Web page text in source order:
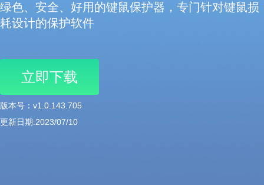
绿色、安全、好用的键鼠保护器，专门针对键鼠损
耗设计的保护软件
立即下载
版本号：v1.0.143.705
更新日期:2023/07/10